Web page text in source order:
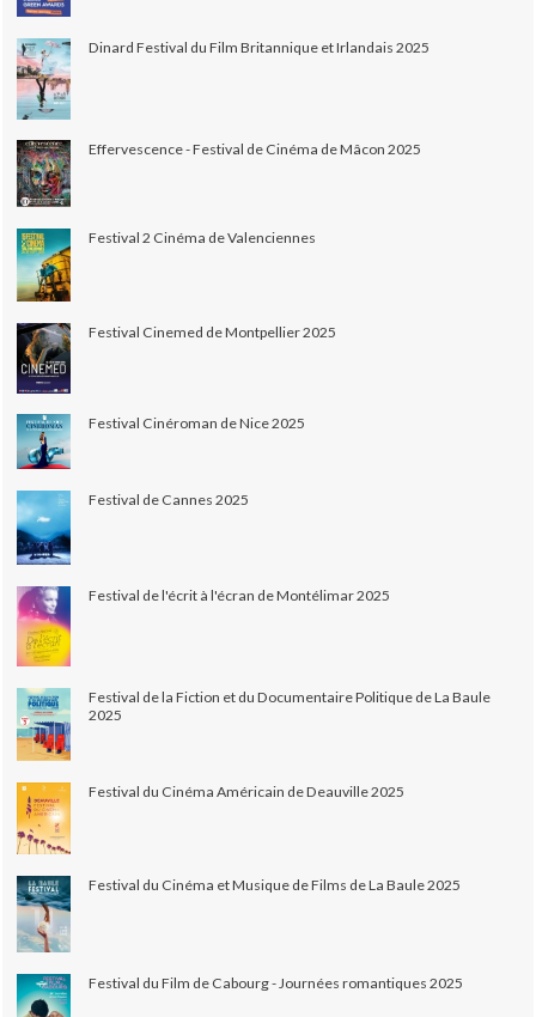
Dinard Festival du Film Britannique et Irlandais 2025
Effervescence - Festival de Cinéma de Mâcon 2025
Festival 2 Cinéma de Valenciennes
Festival Cinemed de Montpellier 2025
Festival Cinéroman de Nice 2025
Festival de Cannes 2025
Festival de l'écrit à l'écran de Montélimar 2025
Festival de la Fiction et du Documentaire Politique de La Baule
2025
Festival du Cinéma Américain de Deauville 2025
Festival du Cinéma et Musique de Films de La Baule 2025
Festival du Film de Cabourg - Journées romantiques 2025